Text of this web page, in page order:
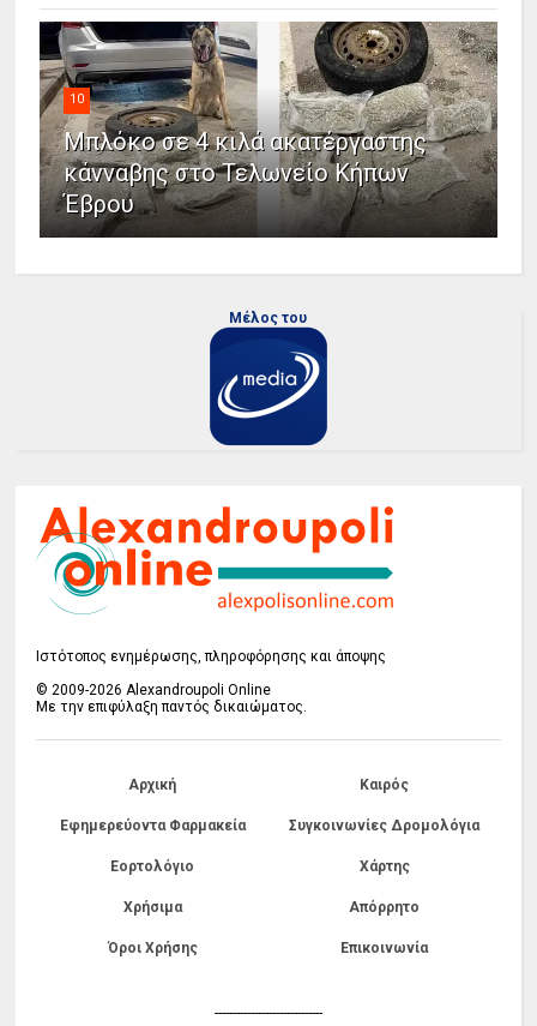
10
Μπλόκο σε 4 κιλά ακατέργαστης
κάνναβης στο Τελωνείο Κήπων
Έβρου
Μέλος του
Ιστότοπος ενημέρωσης, πληροφόρησης και άποψης
© 2009-2026 Alexandroupoli Online
Με την επιφύλαξη παντός δικαιώματος.
Αρχική Καιρός
Εφημερεύοντα Φαρμακεία Συγκοινωνίες Δρομολόγια
Εορτολόγιο Χάρτης
Χρήσιμα Απόρρητο
Όροι Χρήσης Επικοινωνία
------------------------------